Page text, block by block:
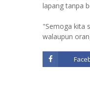
lapang tanpa
"Semoga kita
walaupun